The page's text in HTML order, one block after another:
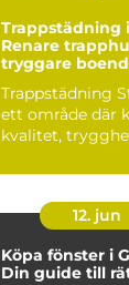
Trappstädning
Renare
tryggare
Trappstädning
ett område där
kvalitet,
12. jun
Köpa fönster i
Din guide till